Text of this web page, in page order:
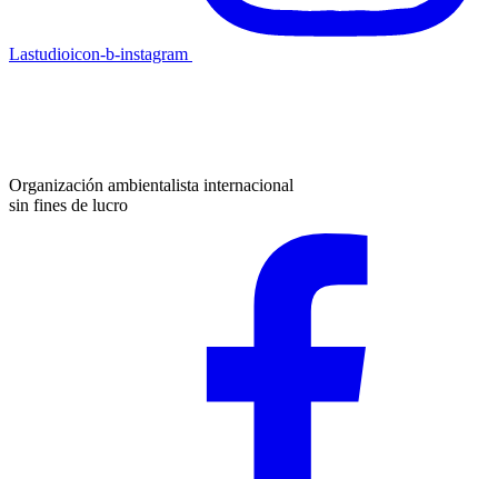
Lastudioicon-b-instagram
Organización ambientalista internacional
sin fines de lucro